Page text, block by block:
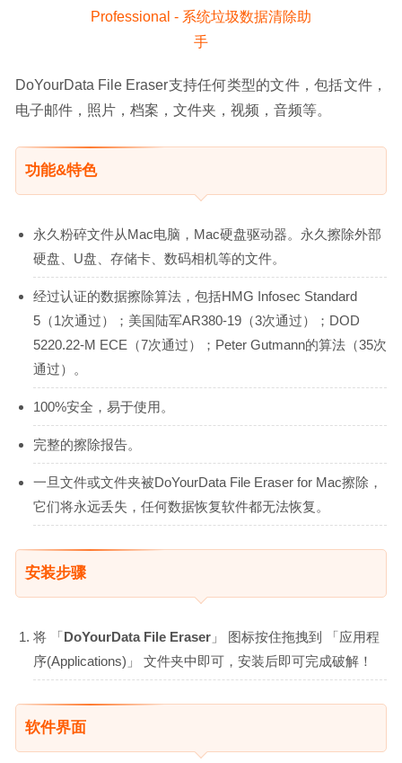
DoYourData File Eraser支持任何类型的文件，包括文件，
电子邮件，照片，档案，文件夹，视频，音频等。
功能&特色
永久粉碎文件从Mac电脑，Mac硬盘驱动器。永久擦除外部
硬盘、U盘、存储卡、数码相机等的文件。
经过认证的数据擦除算法，包括HMG Infosec Standard
5（1次通过）；美国陆军AR380-19（3次通过）；DOD
5220.22-M ECE（7次通过）；Peter Gutmann的算法（35次
通过）。
100%安全，易于使用。
完整的擦除报告。
一旦文件或文件夹被DoYourData File Eraser for Mac擦除，
它们将永远丢失，任何数据恢复软件都无法恢复。
安装步骤
将 「DoYourData File Eraser 」 图标按住拖拽到 「应用程
序(Applications)」 文件夹中即可，安装后即可完成破解！
软件界面